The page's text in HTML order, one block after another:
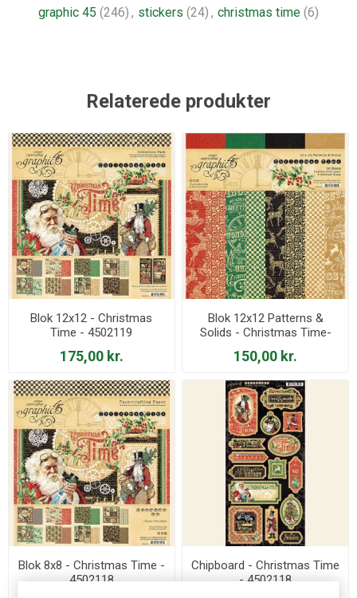
graphic 45 (246) , stickers (24) , christmas time (6)
Relaterede produkter
Blok 12x12 - Christmas
Time - 4502119
175,00 kr.
Blok 12x12 Patterns &
Solids - Christmas Time-
4502120
150,00 kr.
Blok 8x8 - Christmas Time -
4502118
Chipboard - Christmas Time
- 4502118